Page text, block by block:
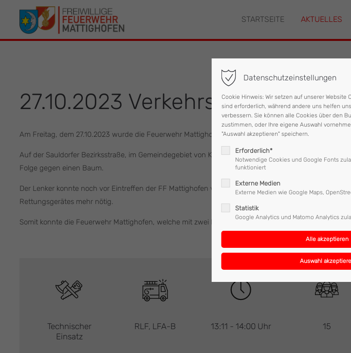
Der Eintrag "offcanvas-col1" existiert leider
nicht.
Der Eintrag "offcanvas-col2" existiert
STARTSEITE AKTUELLES
27.10.2023 Verkehrsunfall mit
Am Freitag, dem 27.10.2023 wurde die Feuerwehr Mattighofen um 13:11 Uhr mit den Stichworten
Auf der Sauldorfer Bezirksstraße, im Gemeindegebiet von Kirchberg bei Mattighofen, kam aus
Folge gegen einen Baum.
Der Lenker konnte noch vor Eintreffen der FF Mattighofen von den bereits anwesenden
Rettungsgerätes mehr nötig.
Somit konnte die Feuerwehr Mattighofen, welche mit zwei Fahrzeugen und 15 Mann im Einsatz
Technischer
Einsatz
RLF, LFA-B 13:11 - 14:00 Uhr 15
Datenschutzeinstellungen
Cookie Hinweis: Wir setzen auf unserer Website
sind erforderlich, während andere uns helfen
verbessern. Sie können alle Cookies über den
zustimmen, oder Ihre eigene Auswahl
"Auswahl akzeptieren" speichern.
Erforderlich*
Notwendige Cookies und Google Fonts
funktioniert
Externe Medien
Externe Medien wie Google Maps,
Statistik
Google Analytics und Matomo Analytics